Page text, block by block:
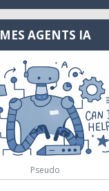
MES AGENTS IA
Pseudo